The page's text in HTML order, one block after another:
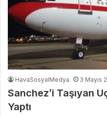
HavaSosyalMedya 3 Mayıs
Sanchez’i Taşıyan
Yaptı